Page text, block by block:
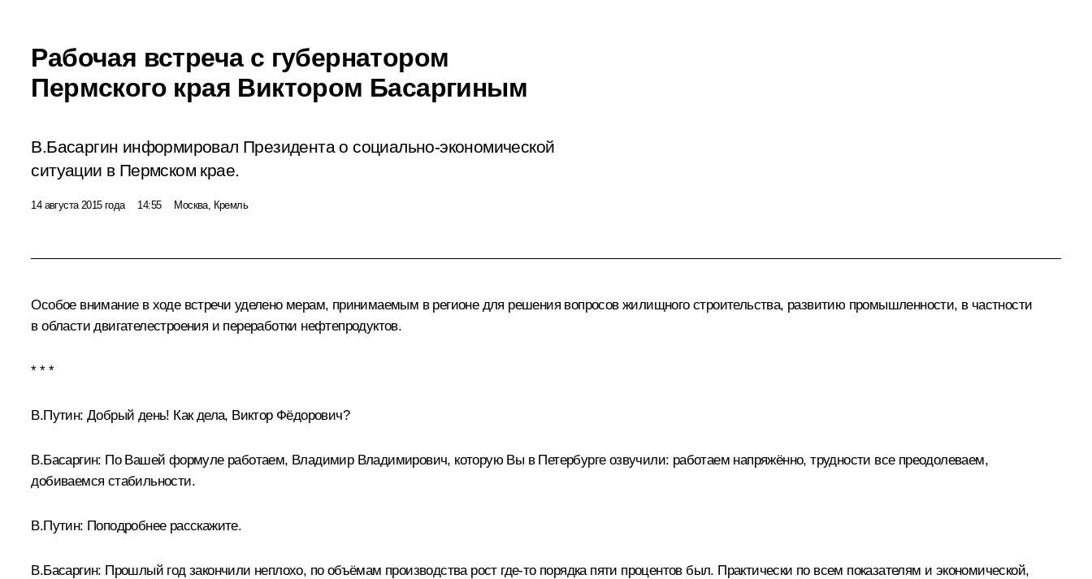
Рабочая встреча с губернатором
Пермского края Виктором Басаргиным
В.Басаргин информировал Президента о социально-экономической
ситуации в Пермском крае.
14 августа 2015 года 14:55 Москва, Кремль
Особое внимание в ходе встречи уделено мерам, принимаемым в регионе для решения вопросов жилищного строительства, развитию промышленности, в частности
в области двигателестроения и переработки нефтепродуктов.
* * *
В.Путин: Добрый день! Как дела, Виктор Фёдорович?
В.Басаргин: По Вашей формуле работаем, Владимир Владимирович, которую Вы в Петербурге озвучили: работаем напряжённо, трудности все преодолеваем,
добиваемся стабильности.
В.Путин: Поподробнее расскажите.
В.Басаргин: Прошлый год закончили неплохо, по объёмам производства рост где‑то порядка пяти процентов был. Практически по всем показателям и экономической,